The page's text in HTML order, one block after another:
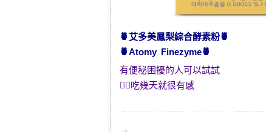
🍍 艾多美鳳梨綜合酵素粉🍍
🍍Atomy Finezyme🍍
有便秘困擾的人可以試試
👍🏻吃幾天就很有感